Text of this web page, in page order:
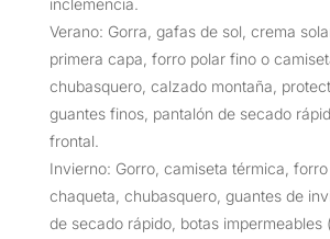
Verano: Gorra, gafas de sol, crema
primera capa, forro polar fino o
chubasquero, calzado montaña,
guantes finos, pantalón de secado
frontal.
Invierno: Gorro, camiseta térmica, forro
chaqueta, chubasquero, guantes de
de secado rápido, botas impermeables